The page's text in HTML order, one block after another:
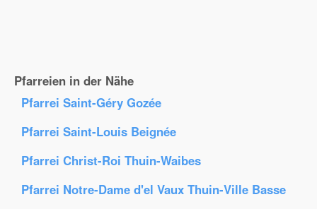
Pfarreien in der Nähe
Pfarrei Saint-Géry Gozée
Pfarrei Saint-Louis Beignée
Pfarrei Christ-Roi Thuin-Waibes
Pfarrei Notre-Dame d'el Vaux Thuin-Ville Basse